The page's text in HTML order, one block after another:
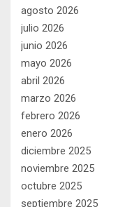
agosto 2026
julio 2026
junio 2026
mayo 2026
abril 2026
marzo 2026
febrero 2026
enero 2026
diciembre 2025
noviembre 2025
octubre 2025
septiembre 2025